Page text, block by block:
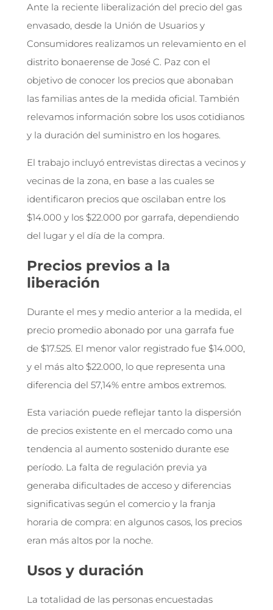
Ante la reciente liberalización del precio del gas
envasado, desde la Unión de Usuarios y
Consumidores realizamos un relevamiento en el
distrito bonaerense de José C. Paz con el
objetivo de conocer los precios que abonaban
las familias antes de la medida oficial. También
relevamos información sobre los usos cotidianos
y la duración del suministro en los hogares.
El trabajo incluyó entrevistas directas a vecinos y
vecinas de la zona, en base a las cuales se
identificaron precios que oscilaban entre los
$14.000 y los $22.000 por garrafa, dependiendo
del lugar y el día de la compra.
Precios previos a la
liberación
Durante el mes y medio anterior a la medida, el
precio promedio abonado por una garrafa fue
de $17.525. El menor valor registrado fue $14.000,
y el más alto $22.000, lo que representa una
diferencia del 57,14% entre ambos extremos.
Esta variación puede reflejar tanto la dispersión
de precios existente en el mercado como una
tendencia al aumento sostenido durante ese
período. La falta de regulación previa ya
generaba dificultades de acceso y diferencias
significativas según el comercio y la franja
horaria de compra: en algunos casos, los precios
eran más altos por la noche.
Usos y duración
La totalidad de las personas encuestadas